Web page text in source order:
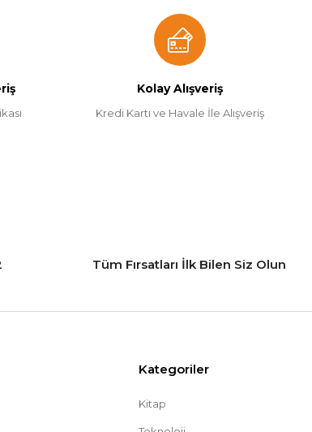
eksik bilgiler bulunuyor.
bulunuyor.
Kolay Alışveriş
Kredi Kartı ve Havale İle Alışveriş
Tüm Fırsatları İlk Bilen Siz Olun
Kategoriler
Kitap